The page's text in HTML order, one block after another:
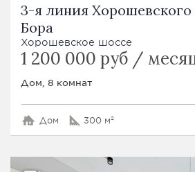
3-я линия Хорошевского
Бора
Хорошевское шоссе
1 200 000 руб /
Дом, 8 комнат
Дом 300 м²